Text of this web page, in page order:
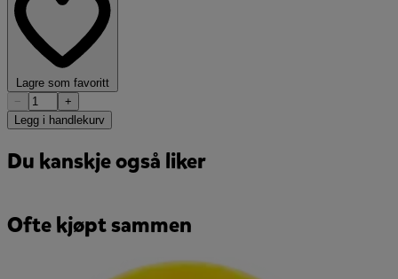
Lagre som favoritt
−
+
Legg i handlekurv
Du kanskje også liker
Ofte kjøpt sammen